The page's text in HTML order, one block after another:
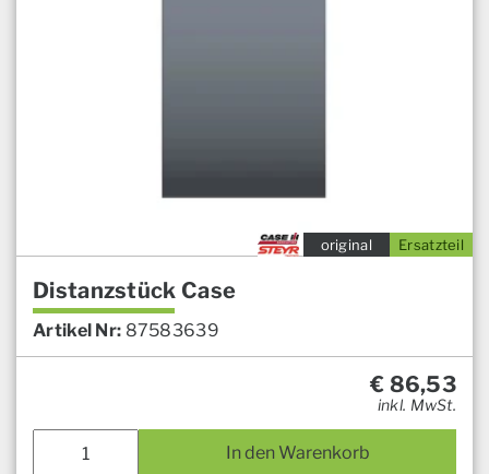
Ersatzteil
original
Distanzstück Case
Artikel Nr: 87583639
€ 86,53
inkl. MwSt.
In den Warenkorb